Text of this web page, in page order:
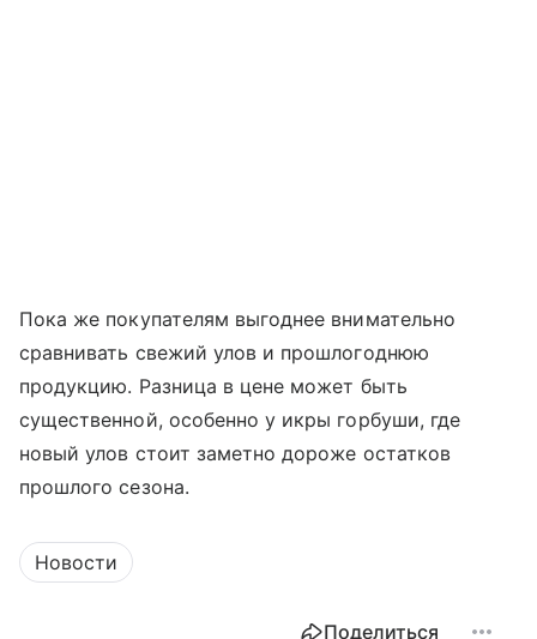
Пока же покупателям выгоднее внимательно
сравнивать свежий улов и прошлогоднюю
продукцию. Разница в цене может быть
существенной, особенно у икры горбуши, где
новый улов стоит заметно дороже остатков
прошлого сезона.
Новости
Поделиться